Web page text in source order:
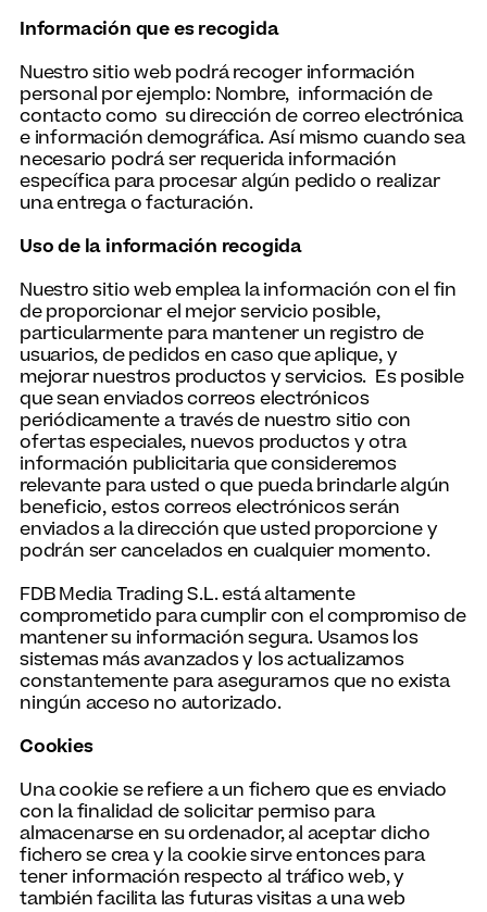
Información que es recogida
Nuestro sitio web podrá recoger información
personal por ejemplo: Nombre, información de
contacto como su dirección de correo electrónica
e información demográfica. Así mismo cuando sea
necesario podrá ser requerida información
específica para procesar algún pedido o realizar
una entrega o facturación.
Uso de la información recogida
Nuestro sitio web emplea la información con el fin
de proporcionar el mejor servicio posible,
particularmente para mantener un registro de
usuarios, de pedidos en caso que aplique, y
mejorar nuestros productos y servicios. Es posible
que sean enviados correos electrónicos
periódicamente a través de nuestro sitio con
ofertas especiales, nuevos productos y otra
información publicitaria que consideremos
relevante para usted o que pueda brindarle algún
beneficio, estos correos electrónicos serán
enviados a la dirección que usted proporcione y
podrán ser cancelados en cualquier momento.
FDB Media Trading S.L. está altamente
comprometido para cumplir con el compromiso de
mantener su información segura. Usamos los
sistemas más avanzados y los actualizamos
constantemente para asegurarnos que no exista
ningún acceso no autorizado.
Cookies
Una cookie se refiere a un fichero que es enviado
con la finalidad de solicitar permiso para
almacenarse en su ordenador, al aceptar dicho
fichero se crea y la cookie sirve entonces para
tener información respecto al tráfico web, y
también facilita las futuras visitas a una web